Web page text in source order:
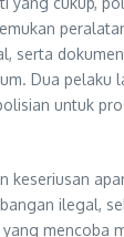
serta
Dua pelaku
untuk
keseriusan
ilegal,
mencoba